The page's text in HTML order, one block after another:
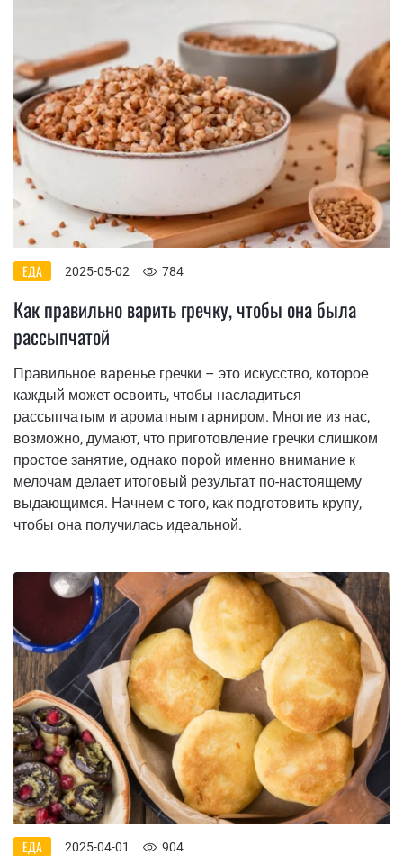
ЕДА 2025-05-02 784
Как правильно варить гречку, чтобы она была
рассыпчатой
Правильное варенье гречки – это искусство, которое
каждый может освоить, чтобы насладиться
рассыпчатым и ароматным гарниром. Многие из нас,
возможно, думают, что приготовление гречки слишком
простое занятие, однако порой именно внимание к
мелочам делает итоговый результат по-настоящему
выдающимся. Начнем с того, как подготовить крупу,
чтобы она получилась идеальной.
ЕДА 2025-04-01 904